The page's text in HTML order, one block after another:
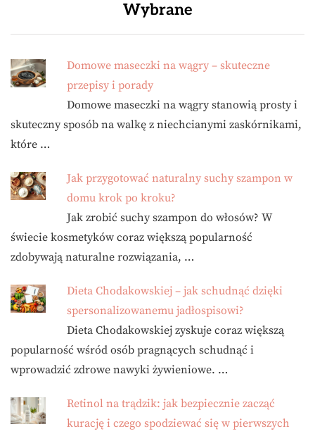
Wybrane
Domowe maseczki na wągry – skuteczne
przepisy i porady
Domowe maseczki na wągry stanowią prosty i
skuteczny sposób na walkę z niechcianymi zaskórnikami,
które …
Jak przygotować naturalny suchy szampon w
domu krok po kroku?
Jak zrobić suchy szampon do włosów? W
świecie kosmetyków coraz większą popularność
zdobywają naturalne rozwiązania, …
Dieta Chodakowskiej – jak schudnąć dzięki
spersonalizowanemu jadłospisowi?
Dieta Chodakowskiej zyskuje coraz większą
popularność wśród osób pragnących schudnąć i
wprowadzić zdrowe nawyki żywieniowe. …
Retinol na trądzik: jak bezpiecznie zacząć
kurację i czego spodziewać się w pierwszych